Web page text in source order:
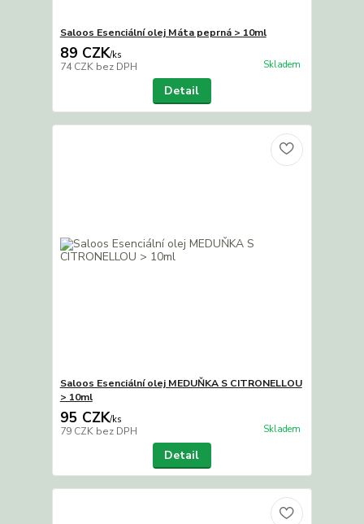
Saloos Esenciální olej Máta peprná > 10ml
89 CZK/ks
74 CZK bez DPH Skladem
Detail
Saloos Esenciální olej MEDUŇKA S CITRONELLOU
> 10ml
95 CZK/ks
79 CZK bez DPH Skladem
Detail